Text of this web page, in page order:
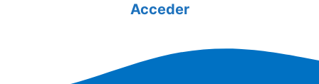
Acceder